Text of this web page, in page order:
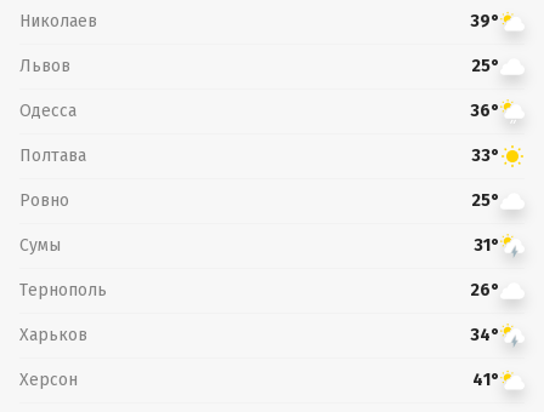
Николаев 39°
Львов 25°
Одесса 36°
Полтава 33°
Ровно 25°
Сумы 31°
Тернополь 26°
Харьков 34°
Херсон 41°